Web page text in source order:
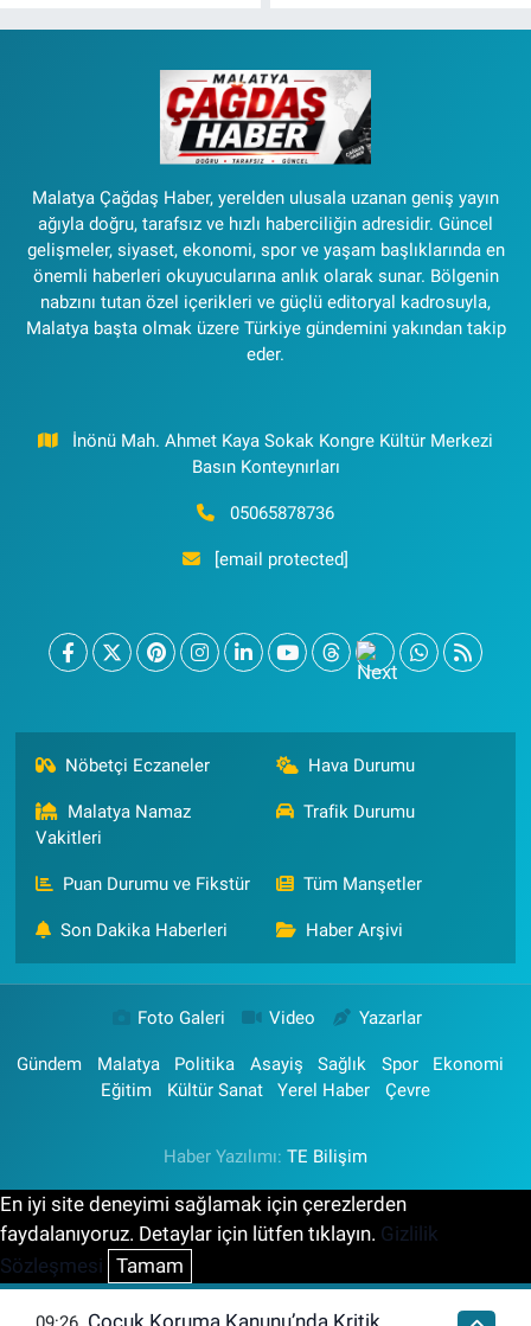
Malatya Çağdaş Haber, yerelden ulusala uzanan geniş yayın
ağıyla doğru, tarafsız ve hızlı haberciliğin adresidir. Güncel
gelişmeler, siyaset, ekonomi, spor ve yaşam başlıklarında en
önemli haberleri okuyucularına anlık olarak sunar. Bölgenin
nabzını tutan özel içerikleri ve güçlü editoryal kadrosuyla,
Malatya başta olmak üzere Türkiye gündemini yakından takip
eder.
İnönü Mah. Ahmet Kaya Sokak Kongre Kültür Merkezi
Basın Konteynırları
05065878736
[email protected]
Nöbetçi Eczaneler Hava Durumu
Malatya Namaz
Vakitleri
Trafik Durumu
Puan Durumu ve Fikstür Tüm Manşetler
Son Dakika Haberleri Haber Arşivi
Foto Galeri Video Yazarlar
Gündem Malatya Politika Asayiş Sağlık Spor
Ekonomi
Eğitim
Kültür Sanat Yerel Haber Çevre
Haber Yazılımı: TE Bilişim
En iyi site deneyimi sağlamak için çerezlerden
faydalanıyoruz. Detaylar için lütfen tıklayın. Gizlilik
Sözleşmesi Tamam
Çocuk Koruma Kanunu’nda Kritik